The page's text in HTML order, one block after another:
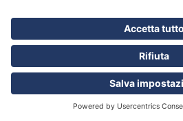
© markando.it 2026 All rights
S.p.A.